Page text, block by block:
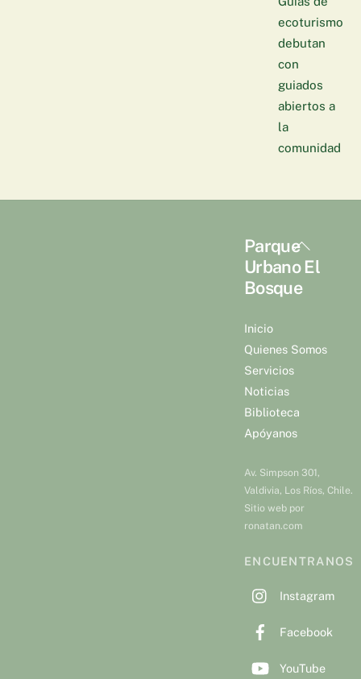
ecoturismo
debutan
con
guiados
abiertos a
la
comunidad
Back
To
Top
Parque
Urbano El
Bosque
Inicio
Quienes Somos
Servicios
Noticias
Biblioteca
Apóyanos
Av. Simpson 301,
Valdivia, Los Ríos, Chile.
Sitio web por
ronatan.com
ENCUENTRANOS
Instagram
Facebook
YouTube